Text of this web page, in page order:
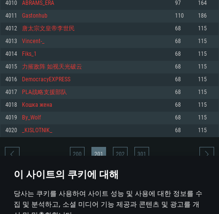
이 사이트의 쿠키에 대해
당사는 쿠키를 사용하여 사이트 성능 및 사용에 대한 정보를 수
집 및 분석하고, 소셜 미디어 기능 제공과 콘텐츠 및 광고를 개
메모리: 4GB
그래픽 카드: DirectX 11 이상을 지원하는 AMD Radeon 77XX / NVIDIA
GeForce GT 660. 최소 사양 해상도: 720p
네트워크: 브로드밴드 인터넷
여유 저장 공간: 22.1 GB (최소 클라이언트)
권장 사양
570 혹은 그 이상
여유 저장 공간: 62.2 GB (전체 클라이언트)
메모리: 6 GB
그래픽 카드: Metal 을 지원하는 Intel Iris Pro 5200 (Mac), 혹은 이와 비슷한 성
능을 가지는 Mac 버전의 AMD/Nvidia. 최소 해상도: 720p
네트워크: 브로드밴드 인터넷
여유 저장 공간: 22.1 GB (최소 클라이언트)
권장 사양
네트워크: 브로드밴드 인터넷
여유 저장 공간: 62.2 GB (전체 클라이언트)
메모리: 4 GB
그래픽 카드: Vulkan 을 지원하고, 최신 그래픽 드라이버를 지원하는 NVIDIA
660 (6개월 미만) 혹은 그와 동급의 성능을 가지며 최신 그래픽 드라이버를 지
원하는 AMD (6개월 미만; 최소사양 지원 해상도 720p)
네트워크: 브로드밴드 인터넷
여유 저장 공간: 22.1 GB (최소 클라이언트)
권장 사양
운영체제: Ubuntu 20.04 64bit
프로세서: Intel Core i7
메모리: 16 GB
그래픽 카드: Vulkan 을 지원하고, 최신 그래픽 드라이버를 지원하는 NVIDIA
1060 (6개월 미만) 혹은 그와 동급의 성능을 가지며 최신 그래픽 드라이버를
지원하는 AMD RX 570 (6개월 미만; 최소사양 지원 해상도 720p) 이상
여유 저장 공간: 62.2 GB (전체 클라이언트)
4010 ABRAMS_ERA 97 164
4011 Gastonhub 110 186
4012 唐太宗文皇帝李世民 68 115
4013 Vincent-_ 68 115
4014 Fiks_1 68 115
4015 力摧敌阵 如视天光破云 68 115
4016 DemocracyEXPRESS 68 115
4017 PLA战略支援部队 68 115
4018 Koшка жeна 68 115
4019 By_Wolf 68 115
4020 _KISLOTNIK_ 68 115
* 순위표는 매일 1회 갱신됩니다
200 201 202 301